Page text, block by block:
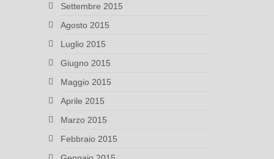
Settembre 2015
Agosto 2015
Luglio 2015
Giugno 2015
Maggio 2015
Aprile 2015
Marzo 2015
Febbraio 2015